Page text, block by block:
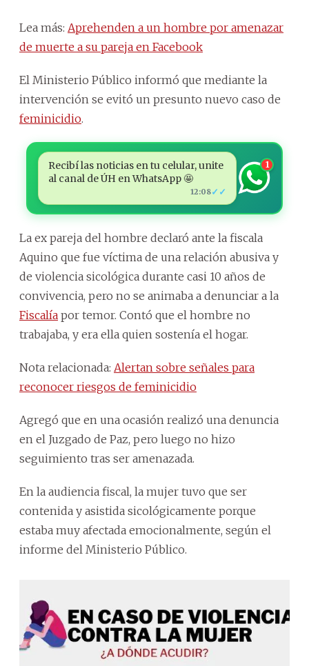
Lea más: Aprehenden a un hombre por amenazar
de muerte a su pareja en Facebook
El Ministerio Público informó que mediante la
intervención se evitó un presunto nuevo caso de
feminicidio.
Recibí las noticias en tu celular, unite
al canal de ÚH en WhatsApp 🤩
12:08✓✓
1
La ex pareja del hombre declaró ante la fiscala
Aquino que fue víctima de una relación abusiva y
de violencia sicológica durante casi 10 años de
convivencia, pero no se animaba a denunciar a la
Fiscalía por temor. Contó que el hombre no
trabajaba, y era ella quien sostenía el hogar.
Nota relacionada: Alertan sobre señales para
reconocer riesgos de feminicidio
Agregó que en una ocasión realizó una denuncia
en el Juzgado de Paz, pero luego no hizo
seguimiento tras ser amenazada.
En la audiencia fiscal, la mujer tuvo que ser
contenida y asistida sicológicamente porque
estaba muy afectada emocionalmente, según el
informe del Ministerio Público.